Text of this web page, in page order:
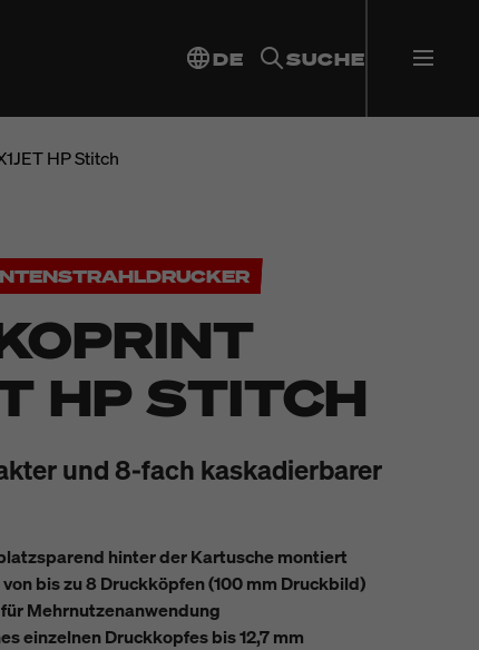
DE SUCHE
HP Stitch
HP STITCH
und 8-fach kaskadierbarer
hinter der Kartusche montiert
bis zu 8 Druckköpfen (100 mm Druckbild)
Mehrnutzenanwendung
einzelnen Druckkopfes bis 12,7 mm